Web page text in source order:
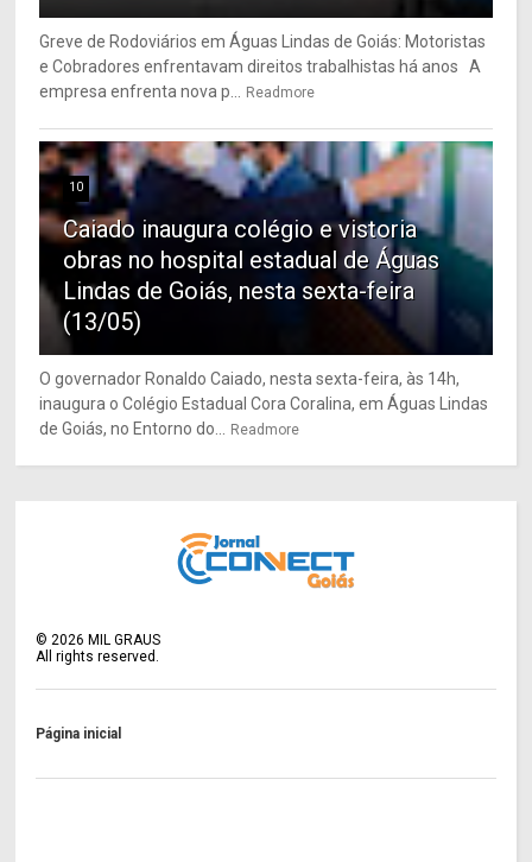
Greve de Rodoviários em Águas Lindas de Goiás: Motoristas
e Cobradores enfrentavam direitos trabalhistas há anos A
empresa enfrenta nova p...
Readmore
10
Caiado inaugura colégio e vistoria
obras no hospital estadual de Águas
Lindas de Goiás, nesta sexta-feira
(13/05)
O governador Ronaldo Caiado, nesta sexta-feira, às 14h,
inaugura o Colégio Estadual Cora Coralina, em Águas Lindas
de Goiás, no Entorno do...
Readmore
© 2026 MIL GRAUS
All rights reserved.
Página inicial